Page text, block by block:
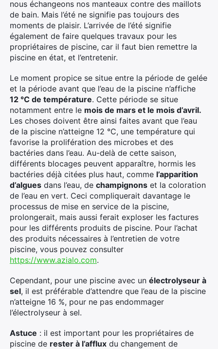
nous échangeons nos manteaux contre des maillots
de bain. Mais l’été ne signifie pas toujours des
moments de plaisir. L’arrivée de l’été signifie
également de faire quelques travaux pour les
propriétaires de piscine, car il faut bien remettre la
piscine en état, et l’entretenir.
Le moment propice se situe entre la période de gelée
et la période avant que l’eau de la piscine n’affiche
12 °C de température. Cette période se situe
notamment entre le mois de mars et le mois d’avril.
Les choses doivent être ainsi faites avant que l’eau
de la piscine n’atteigne 12 °C, une température qui
favorise la prolifération des microbes et des
bactéries dans l’eau. Au-delà de cette saison,
différents blocages peuvent apparaître, hormis les
bactéries déjà citées plus haut, comme l’apparition
d’algues dans l’eau, de champignons et la coloration
de l’eau en vert. Ceci compliquerait davantage le
processus de mise en service de la piscine,
prolongerait, mais aussi ferait exploser les factures
pour les différents produits de piscine. Pour l’achat
des produits nécessaires à l’entretien de votre
piscine, vous pouvez consulter
https://www.azialo.com.
Cependant, pour une piscine avec un électrolyseur à
sel, il est préférable d’attendre que l’eau de la piscine
n’atteigne 16 %, pour ne pas endommager
l’électrolyseur à sel.
Astuce : il est important pour les propriétaires de
piscine de rester à l’afflux du changement de